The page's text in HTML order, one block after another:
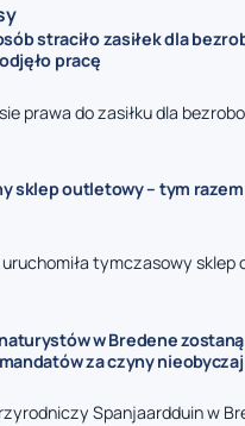
straciło zasiłek dla
pracę
prawa do zasiłku dla
sklep outletowy – tym razem
uruchomiła tymczasowy
w Bredene
za czyny
Spanjaardduin w